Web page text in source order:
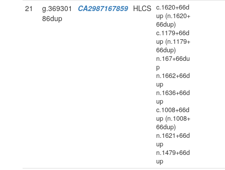
21
g.369301
86dup
CA2987167859 HLCS c.1620+66d
up (n.1620+
66dup)
c.1179+66d
up (n.1179+
66dup)
n.167+66du
p
n.1662+66d
up
n.1636+66d
up
c.1008+66d
up (n.1008+
66dup)
n.1621+66d
up
n.1479+66d
up